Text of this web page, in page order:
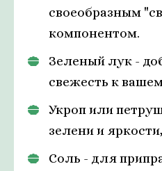
своеобразным
компонентом.
Зеленый лук -
свежесть к
Укроп или
зелени и
Соль - для